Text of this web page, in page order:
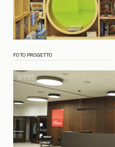
FOTO PROGETTO